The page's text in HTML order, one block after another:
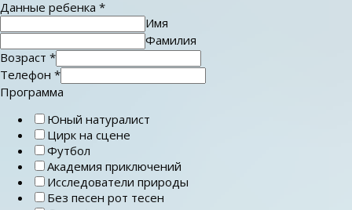
Данные ребенка *
Имя
Фамилия
Возраст *
Телефон *
Программа
Юный натуралист
Цирк на сцене
Футбол
Академия приключений
Исследователи природы
Без песен рот тесен